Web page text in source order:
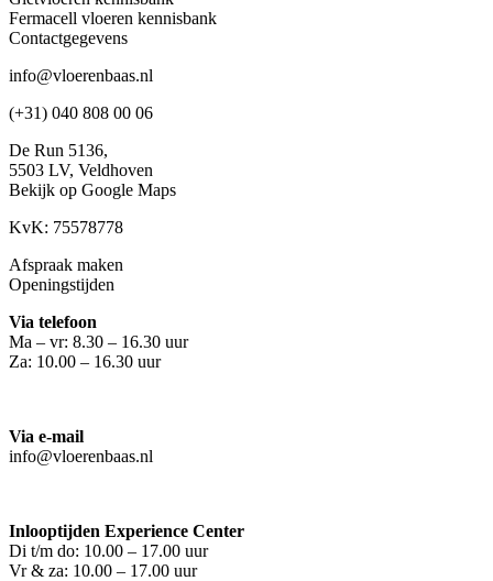
Fermacell vloeren kennisbank
Contactgegevens
info@vloerenbaas.nl
(+31) 040 808 00 06
De Run 5136,
5503 LV, Veldhoven
Bekijk op Google Maps
KvK: 75578778
Afspraak maken
Openingstijden
Via telefoon
Ma – vr: 8.30 – 16.30 uur
Za: 10.00 – 16.30 uur
Via e-mail
info@vloerenbaas.nl
Inlooptijden Experience Center
Di t/m do: 10.00 – 17.00 uur
Vr & za: 10.00 – 17.00 uur